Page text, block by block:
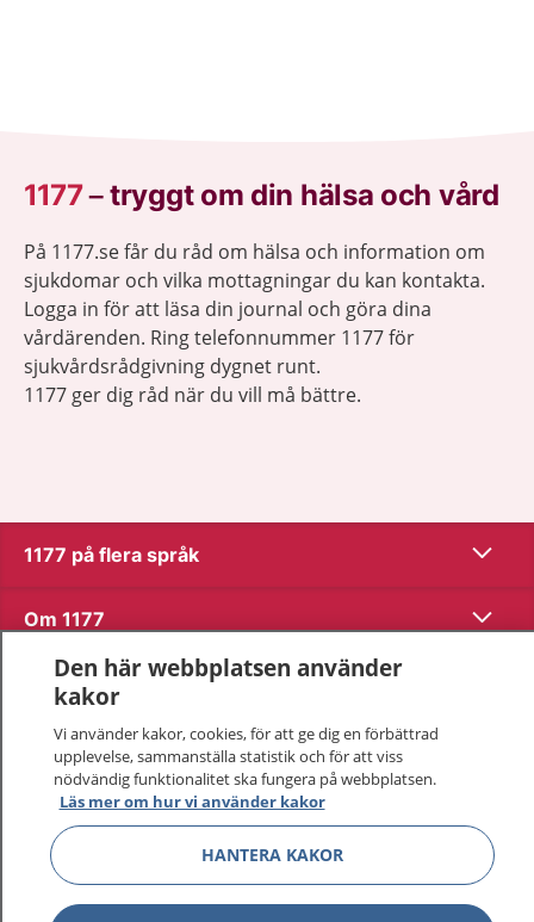
1177–tryggt om din hälsa och vård
På 1177.se får du råd om hälsa och information om
sjukdomar och vilka mottagningar du kan kontakta.
Logga in för att läsa din journal och göra dina
vårdärenden. Ring telefonnummer 1177 för
sjukvårdsrådgivning dygnet runt.
1177 ger dig råd när du vill må bättre.
1177 på flera språk Visa
Om 1177 Visa
Kontakt
Behandling av personuppgifter
Hantering av kakor
Inställningar för kakor
Den här webbplatsen använder
kakor
Vi använder kakor, cookies, för att ge dig en förbättrad
upplevelse, sammanställa statistik och för att viss
nödvändig funktionalitet ska fungera på webbplatsen.
Läs mer om hur vi använder kakor
HANTERA KAKOR